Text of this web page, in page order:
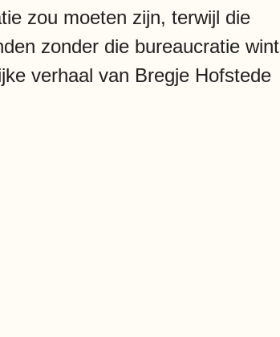
zou moeten zijn, terwijl die
zonder die bureaucratie wint
verhaal van Bregje Hofstede